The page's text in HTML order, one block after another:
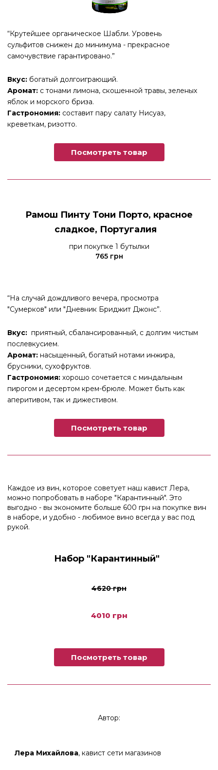
“Крутейшее органическое Шабли. Уровень
сульфитов снижен до минимума - прекрасное
самочувствие гарантировано.”
Вкус: богатый долгоиграющий.
Аромат: с тонами лимона, скошенной травы, зеленых
яблок и морского бриза.
Гастрономия: составит пару салату Нисуаз,
креветкам, ризотто.
Посмотреть товар
Рамош Пинту Тони Порто, красное
сладкое, Португалия
при покупке 1 бутылки
765 грн
“На случай дождливого вечера, просмотра
"Сумерков" или "Дневник Бриджит Джонс”.
Вкус: приятный, сбалансированный, с долгим чистым
послевкусием.
Аромат: насыщенный, богатый нотами инжира,
брусники, сухофруктов.
Гастрономия: хорошо сочетается с миндальным
пирогом и десертом крем-брюле. Может быть как
аперитивом, так и дижестивом.
Посмотреть товар
Каждое из вин, которое советует наш кавист Лера,
можно попробовать в наборе "Карантинный". Это
выгодно - вы экономите больше 600 грн на покупке вин
в наборе, и удобно - любимое вино всегда у вас под
рукой.
Набор "Карантинный"
4620 грн
4010 грн
Посмотреть товар
Автор:
Лера Михайлова, кавист сети магазинов